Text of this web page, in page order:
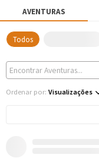
AVENTURAS
Todos
Ordenar por: Visualizações